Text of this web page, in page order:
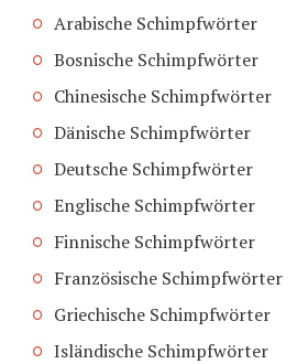
Arabische Schimpfwörter
Bosnische Schimpfwörter
Chinesische Schimpfwörter
Dänische Schimpfwörter
Deutsche Schimpfwörter
Englische Schimpfwörter
Finnische Schimpfwörter
Französische Schimpfwörter
Griechische Schimpfwörter
Isländische Schimpfwörter